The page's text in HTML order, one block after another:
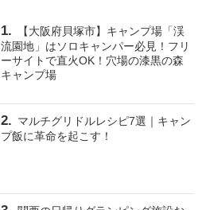
【大阪府貝塚市】キャンプ場「渓
流園地」はソロキャンパー必見！フリ
ーサイトで直火OK！穴場の漆黒の森
キャンプ場
マルチグリドルレシピ7選｜キャン
プ飯に革命を起こす！